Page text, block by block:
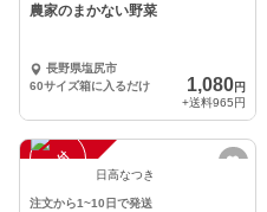
農家のまかない野菜
長野県塩尻市
60サイズ箱に入るだけ
1,080円
+送料965円
注
文
受
付
停
止 日高なつき
注文から1~10日で発送